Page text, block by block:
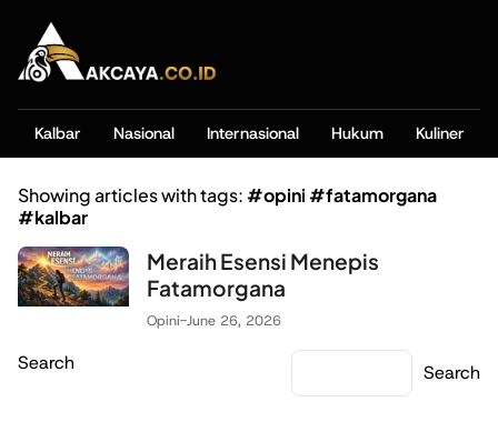
Kalbar Nasional Internasional Hukum Kuliner
Showing articles with tags: #opini #fatamorgana
#kalbar
Meraih Esensi Menepis
Fatamorgana
Opini-June 26, 2026
Search Search